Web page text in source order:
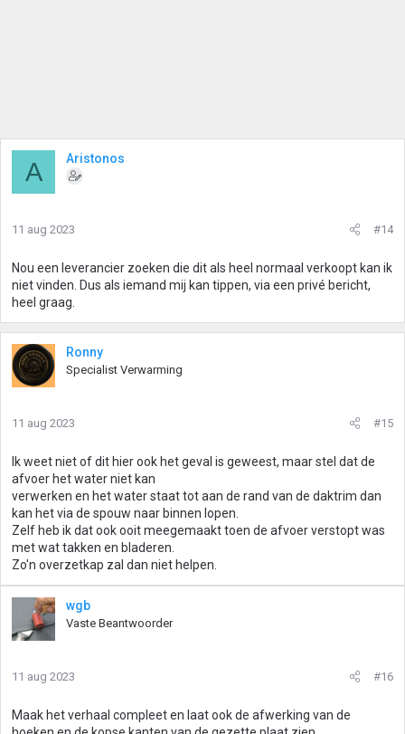
A Aristonos
11 aug 2023 #14
Nou een leverancier zoeken die dit als heel normaal verkoopt kan ik
niet vinden. Dus als iemand mij kan tippen, via een privé bericht,
heel graag.
Ronny
Specialist Verwarming
11 aug 2023 #15
Ik weet niet of dit hier ook het geval is geweest, maar stel dat de
afvoer het water niet kan
verwerken en het water staat tot aan de rand van de daktrim dan
kan het via de spouw naar binnen lopen.
Zelf heb ik dat ook ooit meegemaakt toen de afvoer verstopt was
met wat takken en bladeren.
Zo'n overzetkap zal dan niet helpen.
wgb
Vaste Beantwoorder
11 aug 2023 #16
Maak het verhaal compleet en laat ook de afwerking van de